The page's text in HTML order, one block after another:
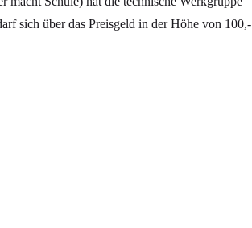
sich über das Preisgeld in der Höhe von 100,-